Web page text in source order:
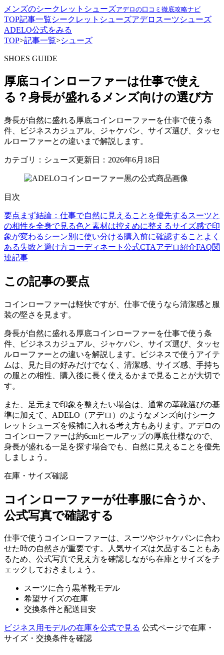
メンズのシークレットシューズアデロの口コミ徹底攻略ナビ
TOP記事一覧シークレットシューズアデロ スーツシューズ
ADELO公式をみる
TOP>記事一覧>シューズ
SHOES GUIDE
厚底コインローファーは仕事で使え
る？身長が盛れるメンズ向けの選び方
身長が自然に盛れる厚底コインローファーを仕事で使う条
件、ビジネスカジュアル、ジャケパン、サイズ選び、タッセ
ルローファーとの違いまで解説します。
カテゴリ：シューズ更新日：2026年6月18日
目次
要点 まず結論：仕事で自然に見えることを優先する スーツと
の相性を全身で見る色と素材は控えめに整えるサイズ感で印
象が変わる シーン別に使い分ける購入前に確認すること よく
ある失敗と避け方コーディネート 公式CTAアデロ紹介FAQ関
連記事
この記事の要点
コインローファーは軽快ですが、仕事で使うなら清潔感と服
装の堅さを見ます。
身長が自然に盛れる厚底コインローファーを仕事で使う条
件、ビジネスカジュアル、ジャケパン、サイズ選び、タッセ
ルローファーとの違いを解説します。ビジネスで使うアイテ
ムは、見た目の好みだけでなく、清潔感、サイズ感、手持ち
の服との相性、購入後に長く使えるかまで見ることが大切で
す。
また、足元まで印象を整えたい場合は、通常の革靴選びの基
準に加えて、ADELO（アデロ）のようなメンズ向けシーク
レットシューズを候補に入れる考え方もあります。アデロの
コインローファーは約6cmヒールアップの厚底仕様なので、
身長が盛れる一足を探す場合でも、自然に見えることを優先
しましょう。
在庫・サイズ確認
コインローファーが仕事服に合うか、
公式写真で確認する
仕事で使うコインローファーは、スーツやジャケパンに合わ
せた時の自然さが重要です。人気サイズは欠品することもあ
るため、公式写真で見え方を確認しながら在庫とサイズをチ
ェックしておきましょう。
スーツに合う黒革靴モデル
希望サイズの在庫
交換条件と配送目安
ビジネス用モデルの在庫を公式で見る 公式ページで在庫・
サイズ・交換条件を確認